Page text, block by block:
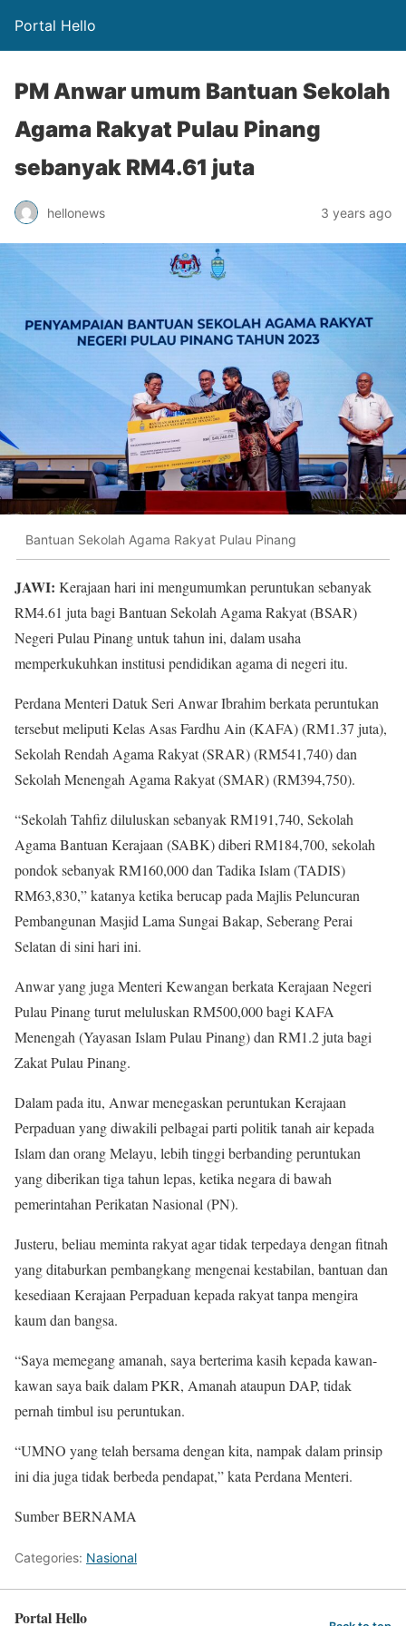
Portal Hello
PM Anwar umum Bantuan Sekolah
Agama Rakyat Pulau Pinang
sebanyak RM4.61 juta
hellonews 3 years ago
Bantuan Sekolah Agama Rakyat Pulau Pinang
JAWI: Kerajaan hari ini mengumumkan peruntukan sebanyak
RM4.61 juta bagi Bantuan Sekolah Agama Rakyat (BSAR)
Negeri Pulau Pinang untuk tahun ini, dalam usaha
memperkukuhkan institusi pendidikan agama di negeri itu.
Perdana Menteri Datuk Seri Anwar Ibrahim berkata peruntukan
tersebut meliputi Kelas Asas Fardhu Ain (KAFA) (RM1.37 juta),
Sekolah Rendah Agama Rakyat (SRAR) (RM541,740) dan
Sekolah Menengah Agama Rakyat (SMAR) (RM394,750).
“Sekolah Tahfiz diluluskan sebanyak RM191,740, Sekolah
Agama Bantuan Kerajaan (SABK) diberi RM184,700, sekolah
pondok sebanyak RM160,000 dan Tadika Islam (TADIS)
RM63,830,” katanya ketika berucap pada Majlis Peluncuran
Pembangunan Masjid Lama Sungai Bakap, Seberang Perai
Selatan di sini hari ini.
Anwar yang juga Menteri Kewangan berkata Kerajaan Negeri
Pulau Pinang turut meluluskan RM500,000 bagi KAFA
Menengah (Yayasan Islam Pulau Pinang) dan RM1.2 juta bagi
Zakat Pulau Pinang.
Dalam pada itu, Anwar menegaskan peruntukan Kerajaan
Perpaduan yang diwakili pelbagai parti politik tanah air kepada
Islam dan orang Melayu, lebih tinggi berbanding peruntukan
yang diberikan tiga tahun lepas, ketika negara di bawah
pemerintahan Perikatan Nasional (PN).
Justeru, beliau meminta rakyat agar tidak terpedaya dengan fitnah
yang ditaburkan pembangkang mengenai kestabilan, bantuan dan
kesediaan Kerajaan Perpaduan kepada rakyat tanpa mengira
kaum dan bangsa.
“Saya memegang amanah, saya berterima kasih kepada kawan-
kawan saya baik dalam PKR, Amanah ataupun DAP, tidak
pernah timbul isu peruntukan.
“UMNO yang telah bersama dengan kita, nampak dalam prinsip
ini dia juga tidak berbeda pendapat,” kata Perdana Menteri.
Sumber BERNAMA
Categories: Nasional
Portal Hello